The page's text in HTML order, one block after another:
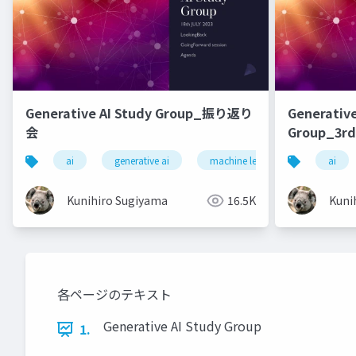
Generative AI Study Group_振り返り
会
ai generative ai machine learning deep
Kunihiro Sugiyama 16.5K
ai
各ページのテキスト
1.
Generative AI Study Group